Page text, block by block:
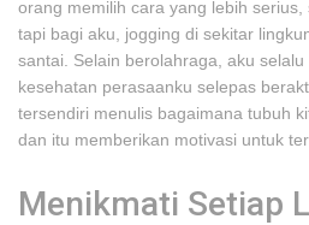
orang memilih cara yang lebih serius,
tapi bagi aku, jogging di sekitar
santai. Selain berolahraga, aku
kesehatan perasaanku selepas
tersendiri menulis bagaimana tubuh
dan itu memberikan motivasi untuk
Menikmati Setiap